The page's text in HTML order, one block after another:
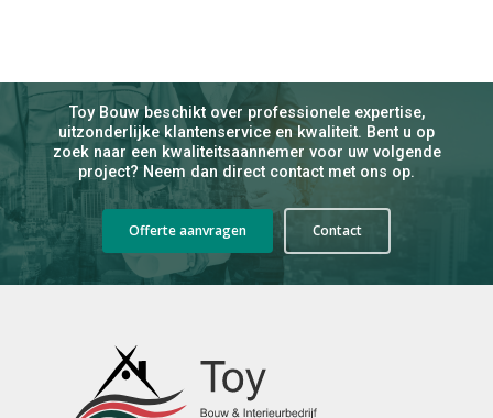
Toy Bouw beschikt over professionele expertise,
uitzonderlijke klantenservice en kwaliteit. Bent u op
zoek naar een kwaliteitsaannemer voor uw volgende
project? Neem dan direct contact met ons op.
Offerte aanvragen Contact